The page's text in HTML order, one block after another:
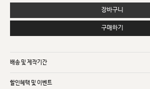
장바구니
구매하기
배송 및 제작기간
할인혜택 및 이벤트